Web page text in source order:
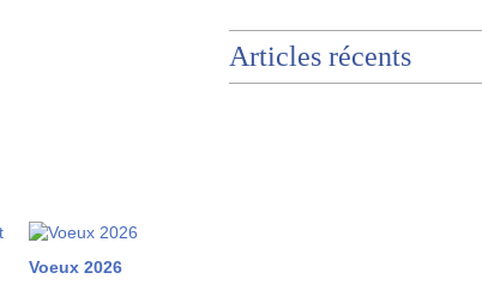
Voeux 2026
Articles récents